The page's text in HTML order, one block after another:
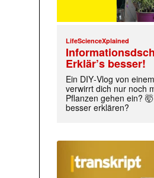
LifeScienceXplained
Erklär’s besser!
Ein DIY‑Vlog von
verwirrt dich nur noch
Pflanzen gehen ein?
besser erklären?